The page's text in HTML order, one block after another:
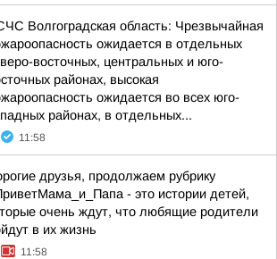
Волгоградская область: Чрезвычайная
ожидается в отдельных
восточных, центральных и юго-
районах, высокая
ожидается во всех юго-
районах, в отдельных...
11:58
друзья, продолжаем рубрику
- это истории детей,
очень ждут, что любящие родители
в их жизнь
11:58